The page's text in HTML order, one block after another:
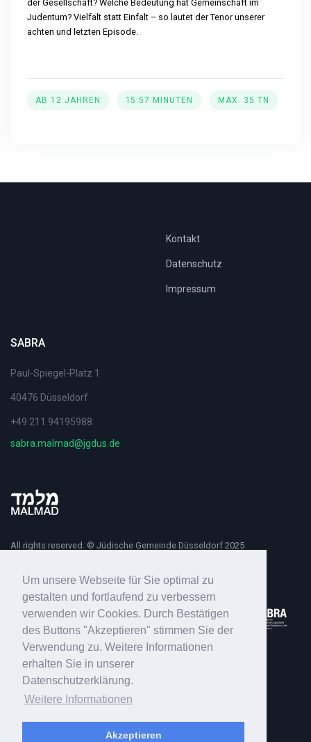
Um unsere Webseite für Sie optimal zu
gestalten und fortlaufend zu verbessern
verwenden wir Cookies. Durch Bestätigen
des Buttons "Akzeptieren" stimmen Sie der
Verwendung zu. Weitere Informationen
erhalten Sie in unserer
Datenschutzerklärung.
Weitere Informationen
Akzeptieren
der Gesellschaft? Welche Bedeutung hat Gemeinschaft im
Judentum? Vielfalt statt Einfalt – so lautet der Tenor unserer
achten und letzten Episode.
AB 12 JAHREN 15:57 MINUTEN MAX. 35 TN
Kontakt
Datenschutz
Impressum
SABRA
Paul-Spiegel-Platz 1
40476 Düsseldorf
+49 211 94195988
sabra.malmad@jgdus.de
All rights reserved. © Jüdische Gemeinde Düsseldorf 2025